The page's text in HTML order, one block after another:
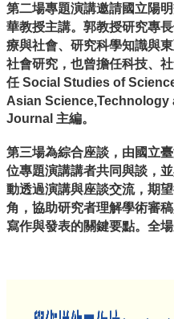
果
資
料
庫
工
具
作
單
位
第二場專題演講邀請國立陽
華教授主講。郭教授研究專
療與社會、研究科學知識與
社會研究，也曾擔任科技、
任 Social Studies of
Asian Science,Technology
Journal 主編。
第三場為綜合座談，由國立
位專題演講講者共同與談，
動透過演講與座談交流，期
角，協助研究者理解學術審
寫作與發表的關鍵要點。全場